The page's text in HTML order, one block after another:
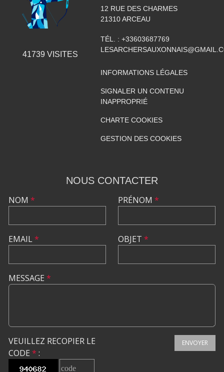
41739 VISITES
12 RUE DES CHARMES
21310 ARCEAU
TÉL. : +33603687769
INFORMATIONS LÉGALES
SIGNALER UN CONTENU
INAPPROPRIÉ
CHARTE COOKIES
GESTION DES COOKIES
NOUS CONTACTER
NOM *
EMAIL*
PRÉNOM *
OBJET *
MESSAGE *
VEUILLEZ RECOPIER LE
CODE * :
ENVOYER